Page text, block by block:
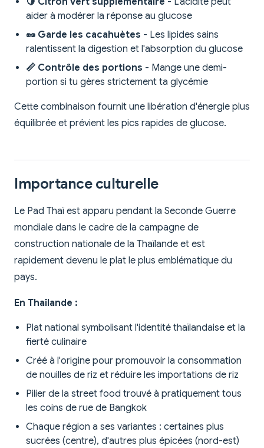
aider à modérer la réponse au glucose
🥜 Garde les cacahuètes - Les lipides sains
ralentissent la digestion et l'absorption du glucose
📏 Contrôle des portions - Mange une demi-
portion si tu gères strictement ta glycémie
Cette combinaison fournit une libération d'énergie plus
équilibrée et prévient les pics rapides de glucose.
Importance culturelle
Le Pad Thaï est apparu pendant la Seconde Guerre
mondiale dans le cadre de la campagne de
construction nationale de la Thaïlande et est
rapidement devenu le plat le plus emblématique du
pays.
En Thaïlande :
Plat national symbolisant l'identité thaïlandaise et la
fierté culinaire
Créé à l'origine pour promouvoir la consommation
de nouilles de riz et réduire les importations de riz
Pilier de la street food trouvé à pratiquement tous
les coins de rue de Bangkok
Chaque région a ses variantes : certaines plus
sucrées (centre), d'autres plus épicées (nord-est)